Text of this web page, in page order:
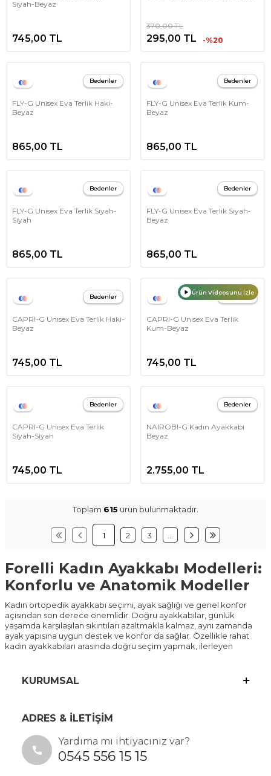
Siyah-Beyaz
745,00 TL
370,00TL
295,00 TL -%20
Bedenler
FLY-G Unisex Eva Terlik Haki-
Beyaz
865,00 TL
Bedenler
FLY-G Unisex Eva Terlik Kum-
Beyaz
865,00 TL
Bedenler
FLY-G Unisex Eva Terlik Siyah-
Siyah
865,00 TL
Bedenler
FLY-G Unisex Eva Terlik Siyah-
Beyaz
865,00 TL
Bedenler
CAPRI-G Unısex Eva Terlik Haki-
Beyaz
745,00 TL
Bedenler
Ürün Videosunu İzle
CAPRI-G Unısex Eva Terlik
Kum-Beyaz
745,00 TL
Bedenler
CAPRI-G Unısex Eva Terlik
Siyah-Siyah
745,00 TL
Bedenler
NAIROBI-G Kadın Ayakkabı
Beyaz
2.755,00 TL
Toplam 615 ürün bulunmaktadır.
1 2 3
Forelli Kadın Ayakkabı Modelleri:
Konforlu ve Anatomik Modeller
Kadın ortopedik ayakkabı seçimi, ayak sağlığı ve genel konfor
açısından son derece önemlidir. Doğru ayakkabılar, günlük
yaşamda karşılaşılan sıkıntıları azaltmakla kalmaz, aynı zamanda
ayak yapısına uygun destek ve konfor da sağlar. Özellikle rahat
kadın ayakkabıları arasında doğru seçim yapmak, ilerleyen
ötesinde, şık tasarımları ile de dikkat çekmektedir. Şık ortopedik
modelleri arasında, hem konfor arayan hem de estetik kaygıları
olan kullanıcılar için geniş bir yelpaze bulunmaktadır.
Özellikle hallux valgus ayakkabı ihtiyacı olanlar için ortopedik kadın
ayakkabıları, ayak sağlığını korumak adına kritik bir rol oynar.
Ayakkabının tasarımı, malzeme kalitesi ve yapısı; kullanıcının ayak
KURUMSAL
ADRES & İLETİŞİM
Yardıma mı ihtiyacınız var?
0545 556 15 15